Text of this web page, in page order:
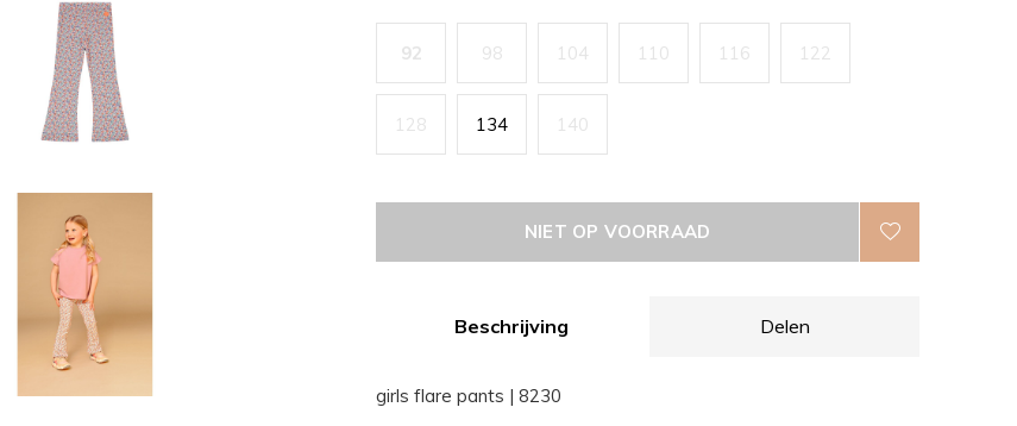
92 98 104 110 116 122
128 134 140
NIET OP VOORRAAD
Beschrijving Delen
girls flare pants | 8230